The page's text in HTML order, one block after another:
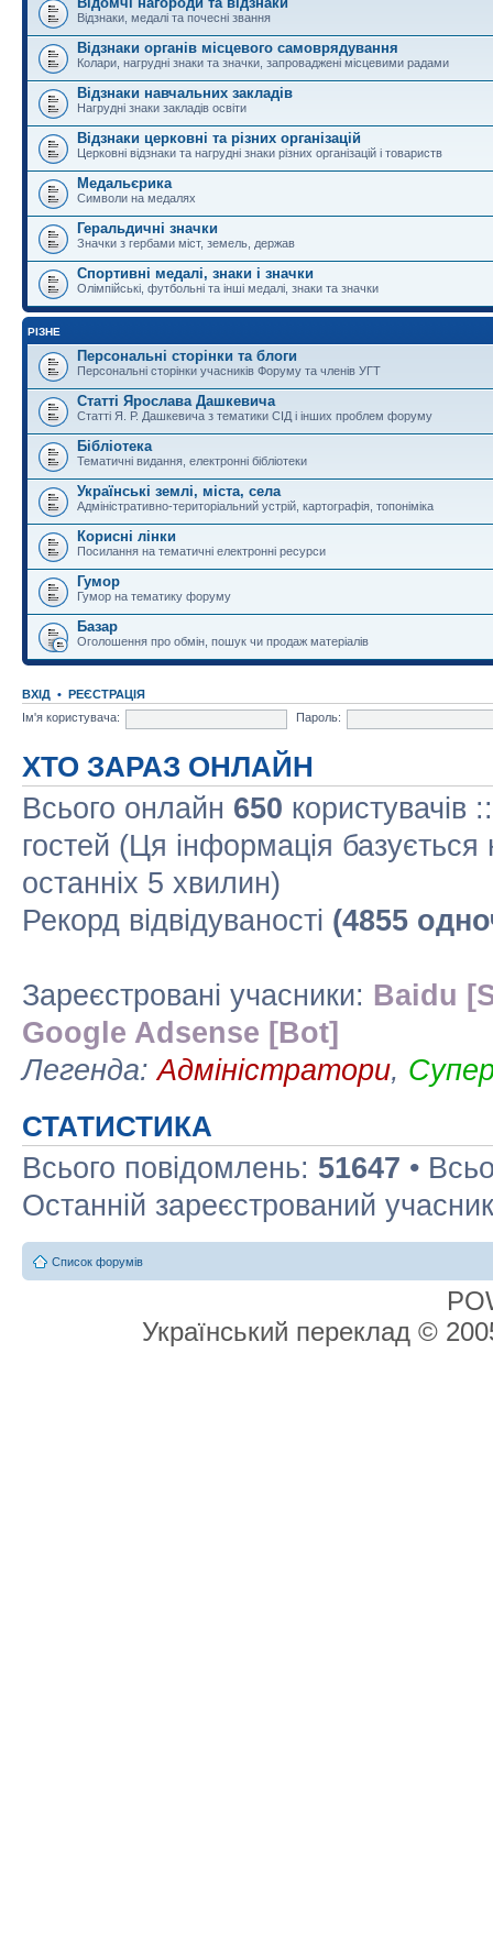
Відзнаки, медалі та почесні звання
Відзнаки органів місцевого самоврядування
Колари, нагрудні знаки та значки, запроваджені місцевими радами
Відзнаки навчальних закладів
Нагрудні знаки закладів освіти
Відзнаки церковні та різних організацій
Церковні відзнаки та нагрудні знаки різних організацій і товариств
Медальєрика
Символи на медалях
Геральдичні значки
Значки з гербами міст, земель, держав
Спортивні медалі, знаки і значки
Олімпійські, футбольні та інші медалі, знаки та значки
РІЗНЕ
Персональні сторінки та блоги
Персональні сторінки учасників Форуму та членів УГТ
Статті Ярослава Дашкевича
Статті Я. Р. Дашкевича з тематики СІД і інших проблем форуму
Бібліотека
Тематичні видання, електронні бібліотеки
Українські землі, міста, села
Адміністративно-територіальний устрій, картографія, топоніміка
Корисні лінки
Посилання на тематичні електронні ресурси
Гумор
Гумор на тематику форуму
Базар
Оголошення про обмін, пошук чи продаж матеріалів
ВХІД • РЕЄСТРАЦІЯ
Ім'я користувача:
Пароль:
ХТО ЗАРАЗ ОНЛАЙН
Всього онлайн 650 користувачів
гостей (Ця інформація базується
останніх 5 хвилин)
Рекорд відвідуваності (4855
Зареєстровані учасники: Baidu
Google Adsense [Bot]
Легенда:Адміністратори,
СТАТИСТИКА
Всього повідомлень: 51647 •
Останній зареєстрований
Список форумів
Український переклад ©